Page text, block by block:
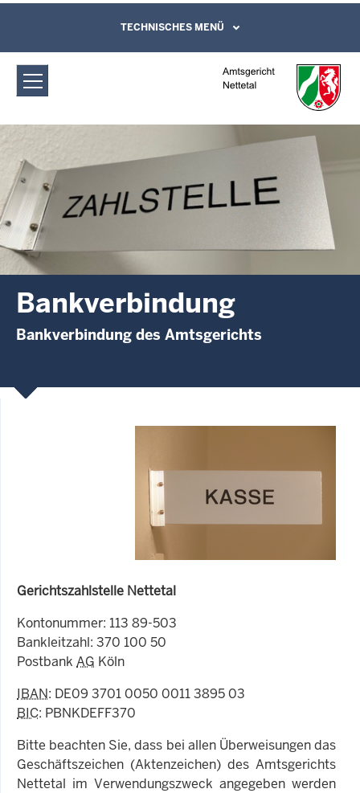
Amtsgericht Nettetal: Bankverbindung
Direkt zum Inhalt
Leichte Sprache, Gebärdensprachenvideo
und Kontaktformular
TECHNISCHES MENÜ
Bankverbindung
Bankverbindung des Amtsgerichts
Gerichtszahlstelle Nettetal
Kontonummer: 113 89-503
Bankleitzahl: 370 100 50
Postbank AG Köln
IBAN: DE09 3701 0050 0011 3895 03
BIC: PBNKDEFF370
Bitte beachten Sie, dass bei allen Überweisungen das
Geschäftszeichen (Aktenzeichen) des Amtsgerichts
Nettetal im Verwendungszweck angegeben werden